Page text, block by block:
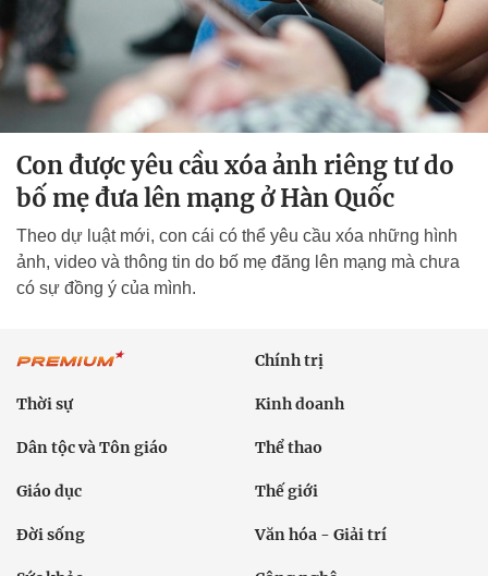
Con được yêu cầu xóa ảnh riêng tư do
bố mẹ đưa lên mạng ở Hàn Quốc
Theo dự luật mới, con cái có thể yêu cầu xóa những hình
ảnh, video và thông tin do bố mẹ đăng lên mạng mà chưa
có sự đồng ý của mình.
Chính trị
Thời sự Kinh doanh
Dân tộc và Tôn giáo Thể thao
Giáo dục Thế giới
Đời sống Văn hóa - Giải trí